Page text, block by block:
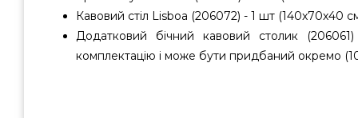
Кавовий стіл Lisboa (206072) - 1 шт (140x70x40
Додатковий бічний кавовий столик
комплектацію і може бути придбаний окремо